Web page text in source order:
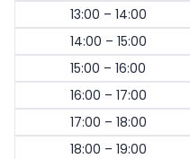
13:00 – 14:00
14:00 – 15:00
15:00 – 16:00
16:00 – 17:00
17:00 – 18:00
18:00 – 19:00